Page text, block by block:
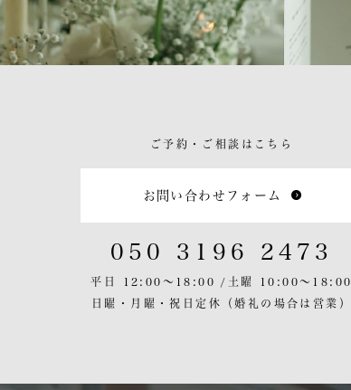
ご予約・ご相談はこちら
お問い合わせフォーム
050 3196 2473
平日 12:00〜18:00 / 土曜 10:00〜18:00
日曜・月曜・祝日定休
（婚礼の場合は営業）